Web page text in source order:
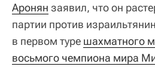
Аронян заявил, что он
партии против
в первом туре шахматного
восьмого чемпиона мира